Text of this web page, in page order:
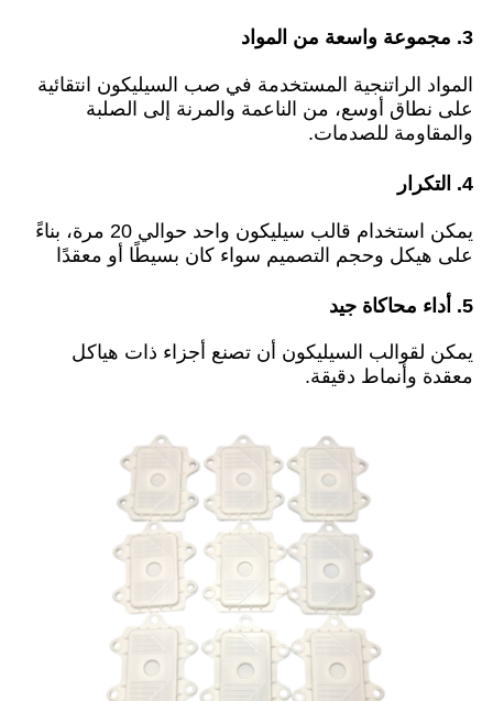
3. مجموعة واسعة من المواد
المواد الراتنجية المستخدمة في صب السيليكون انتقائية
على نطاق أوسع، من الناعمة والمرنة إلى الصلبة
والمقاومة للصدمات.
4. التكرار
يمكن استخدام قالب سيليكون واحد حوالي 20 مرة، بناءً
على هيكل وحجم التصميم سواء كان بسيطًا أو معقدًا
5. أداء محاكاة جيد
يمكن لقوالب السيليكون أن تصنع أجزاء ذات هياكل
معقدة وأنماط دقيقة.